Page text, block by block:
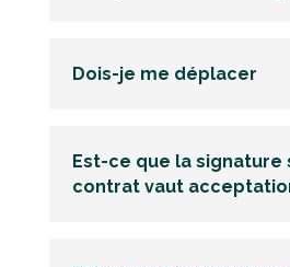
Dois-je me déplacer
Est-ce que la signature
contrat vaut